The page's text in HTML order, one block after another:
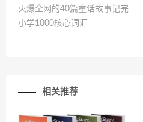
火爆全网的40篇童话故事记完
小学1000核心词汇
相关推荐